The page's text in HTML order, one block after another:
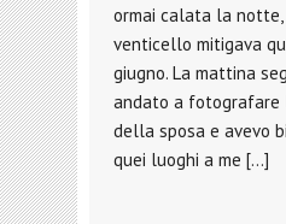
ormai calata la notte,
venticello mitigava
giugno. La mattina
andato a fotografare
della sposa e avevo
quei luoghi a me […]